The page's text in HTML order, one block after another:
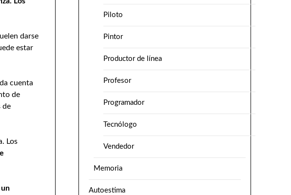
darse
estar
cuenta
de
de
Los
un
Piloto
Pintor
Productor de línea
Profesor
Programador
Tecnólogo
Vendedor
Memoria
Autoestima